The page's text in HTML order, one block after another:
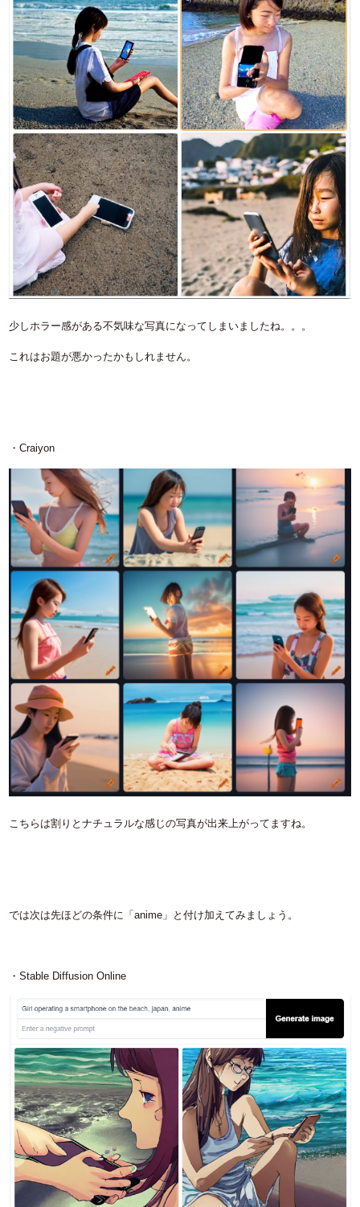
少しホラー感がある不気味な写真になってしまいましたね。。。
これはお題が悪かったかもしれません。
・Craiyon
こちらは割りとナチュラルな感じの写真が出来上がってますね。
では次は先ほどの条件に「anime」と付け加えてみましょう。
・Stable Diffusion Online